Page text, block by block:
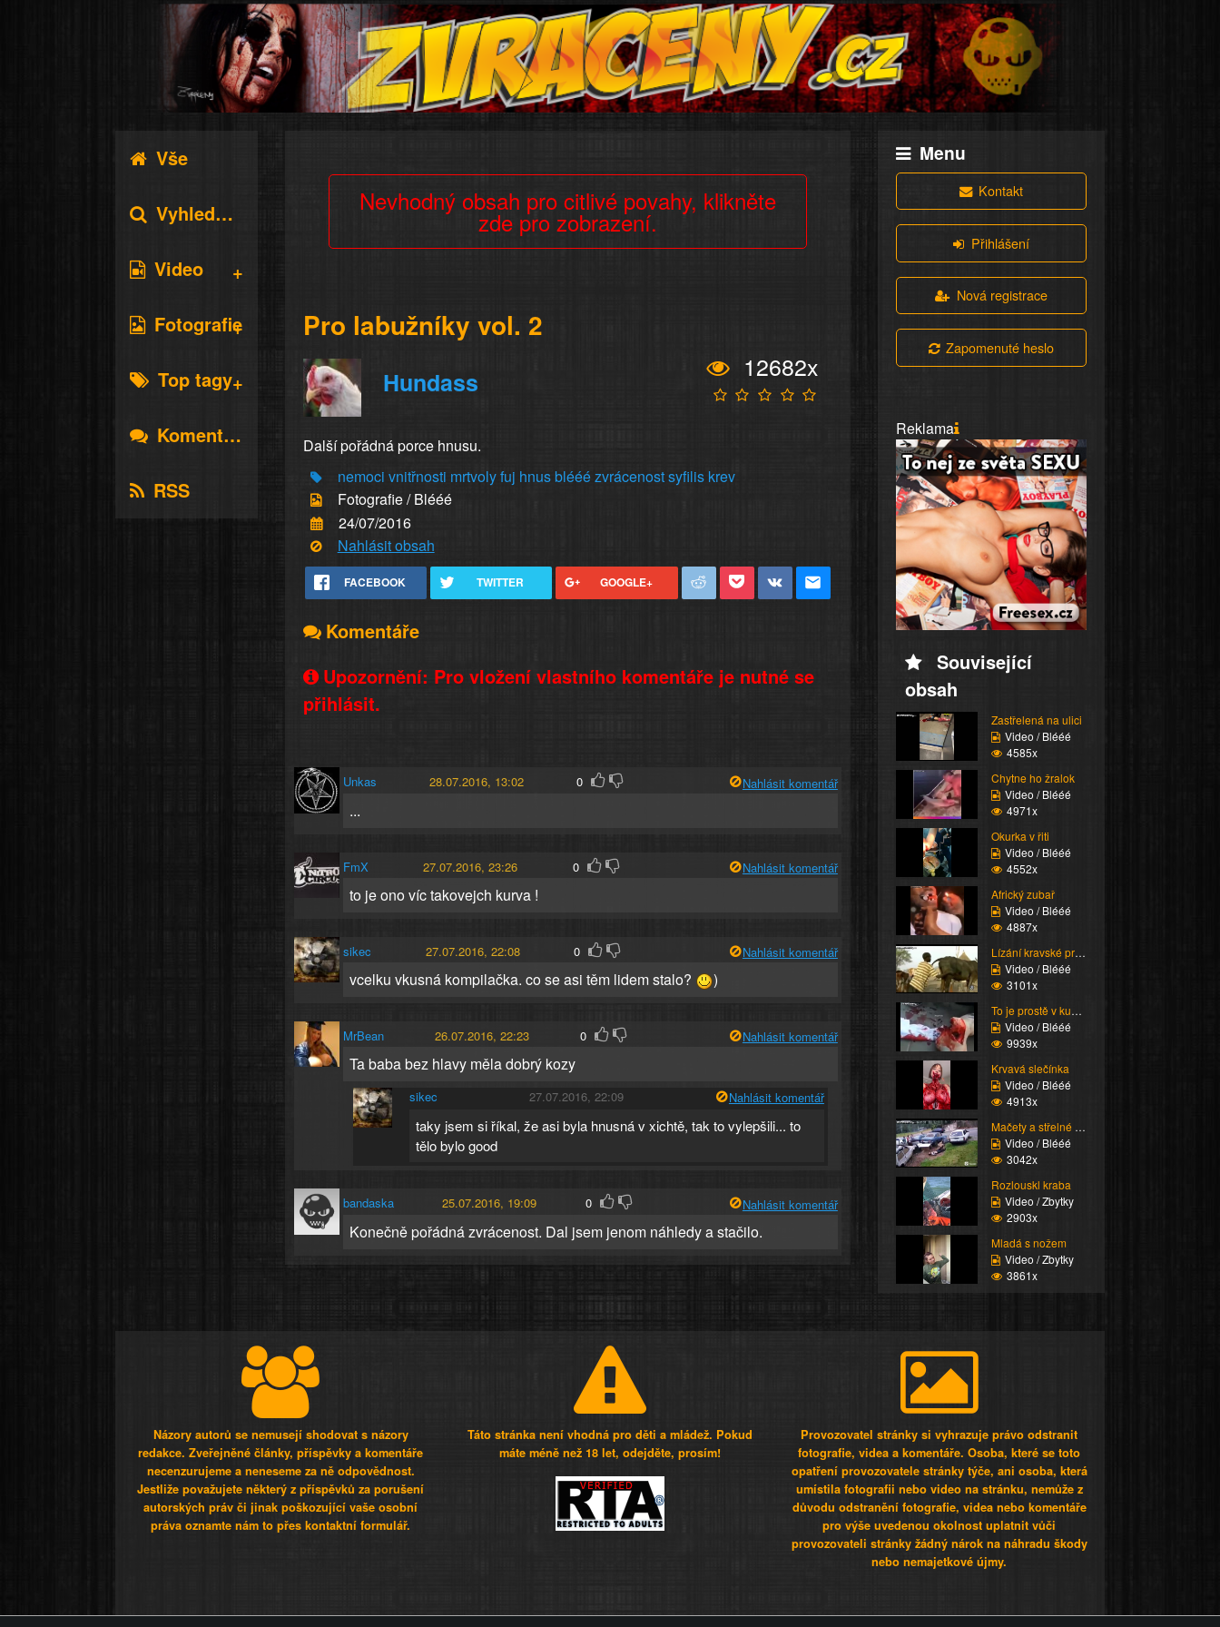
Vše
Vyhledávání
Video
Fotografie
Top tagy
Komentáře
RSS
Nevhodný obsah pro citlivé povahy, klikněte
zde pro zobrazení.
Pro labužníky vol. 2
Hundass
12682x
Další pořádná porce hnusu.
nemoci vnitřnosti mrtvolyfuj hnusblééézvrácenostsyfilis krev
Fotografie / Blééé
24/07/2016
Nahlásit obsah
FACEBOOK TWITTER GOOGLE+
Komentáře
Upozornění: Pro vložení vlastního komentáře je nutné se
přihlásit.
Unkas 28.07.2016, 13:02 0 Nahlásit komentář
...
FmX 27.07.2016, 23:26 0 Nahlásit komentář
to je ono víc takovejch kurva !
sikec 27.07.2016, 22:08 0 Nahlásit komentář
vcelku vkusná kompilačka. co se asi těm lidem stalo? )
MrBean 26.07.2016, 22:23 0 Nahlásit komentář
Ta baba bez hlavy měla dobrý kozy
sikec 27.07.2016, 22:09 Nahlásit komentář
taky jsem si říkal, že asi byla hnusná v xichtě, tak to vylepšili... to
tělo bylo good
bandaska 25.07.2016, 19:09 0 Nahlásit komentář
Konečně pořádná zvrácenost. Dal jsem jenom náhledy a stačilo.
Menu
Kontakt
Přihlášení
Nová registrace
Zapomenuté heslo
Reklama
Související
obsah
Zastřelená na ulici
Video / Blééé
4585x
Chytne ho žralok
Video / Blééé
4971x
Okurka v řiti
Video / Blééé
4552x
Africký zubař
Video / Blééé
4887x
Lízání kravské prdele
Video / Blééé
3101x
To je prostě v kunděěě...
Video / Blééé
9939x
Krvavá slečínka
Video / Blééé
4913x
Mačety a střelné zbran...
Video / Blééé
3042x
Rozlouskl kraba
Video / Zbytky
2903x
Mladá s nožem
Video / Zbytky
3861x
Názory autorů se nemusejí shodovat s názory
redakce. Zveřejněné články, příspěvky a komentáře
necenzurujeme a neneseme za ně odpovědnost.
Jestliže považujete některý z příspěvků za porušení
autorských práv či jinak poškozující vaše osobní
práva oznamte nám to přes kontaktní formulář.
Táto stránka není vhodná pro děti a mládež. Pokud
máte méně než 18 let, odejděte, prosím!
Provozovatel stránky si vyhrazuje právo odstranit
fotografie, videa a komentáře. Osoba, které se toto
opatření provozovatele stránky týče, ani osoba, která
umístila fotografii nebo video na stránku, nemůže z
důvodu odstranění fotografie, videa nebo komentáře
pro výše uvedenou okolnost uplatnit vůči
provozovateli stránky žádný nárok na náhradu škody
nebo nemajetkové újmy.